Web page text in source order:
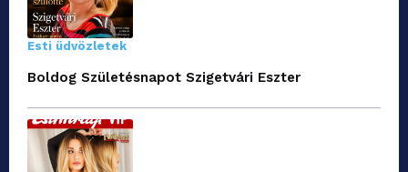
Esti üdvözletek
Boldog Születésnapot Szigetvári Eszter